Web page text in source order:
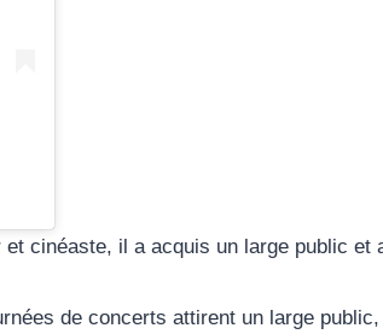
cinéaste, il a acquis un large public et
de concerts attirent un large